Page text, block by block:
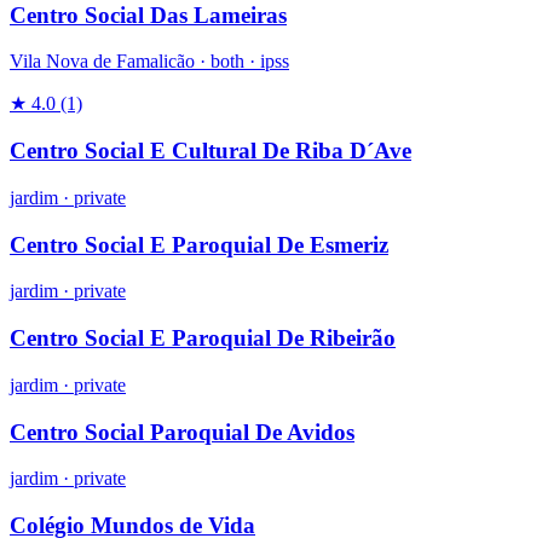
Centro Social Das Lameiras
Vila Nova de Famalicão · both · ipss
★ 4.0 (1)
Centro Social E Cultural De Riba D´Ave
jardim · private
Centro Social E Paroquial De Esmeriz
jardim · private
Centro Social E Paroquial De Ribeirão
jardim · private
Centro Social Paroquial De Avidos
jardim · private
Colégio Mundos de Vida